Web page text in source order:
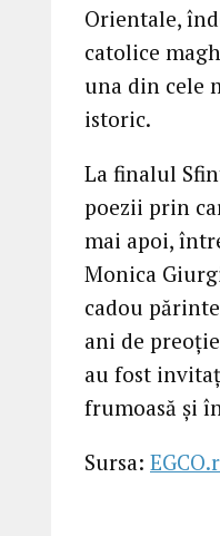
Orientale,
catolice
una din cele
istoric.
La finalul
poezii prin
mai apoi,
Monica
cadou
ani de
au fost
frumoasă și
Sursa: